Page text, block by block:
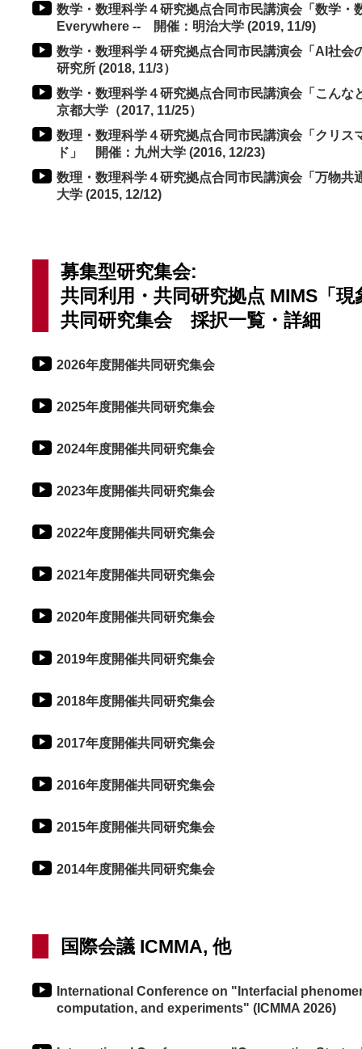
数学・数理科学４研究拠点合同市民講演会「数学・
Everywhere -- 開催：明治大学 (2019, 11/9)
数学・数理科学４研究拠点合同市民講演会「AI社会
研究所 (2018, 11/3）
数学・数理科学４研究拠点合同市民講演会「こんな
京都大学（2017, 11/25）
数理・数理科学４研究拠点合同市民講演会「クリス
ド」 開催：九州大学 (2016, 12/23)
数理・数理科学４研究拠点合同市民講演会「万物共
大学 (2015, 12/12)
募集型研究集会:
共同利用・共同研究拠点 MIMS「現
共同研究集会 採択一覧・詳細
2026年度開催共同研究集会
2025年度開催共同研究集会
2024年度開催共同研究集会
2023年度開催共同研究集会
2022年度開催共同研究集会
2021年度開催共同研究集会
2020年度開催共同研究集会
2019年度開催共同研究集会
2018年度開催共同研究集会
2017年度開催共同研究集会
2016年度開催共同研究集会
2015年度開催共同研究集会
2014年度開催共同研究集会
国際会議 ICMMA, 他
International Conference on "Interfacial
computation, and experiments" (ICMMA 2026)